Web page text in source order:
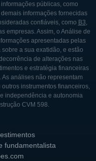
públicas, como
informações fornecidas
confiáveis, como B3,
empresas. Assim, o Análise de
apresentadas pelas
a sua exatidão, e estão
de alterações nas
e estratégia financeiras
análises não representam
instrumentos financeiros,
independência e autonomia
CVM 598.
fundamentalista